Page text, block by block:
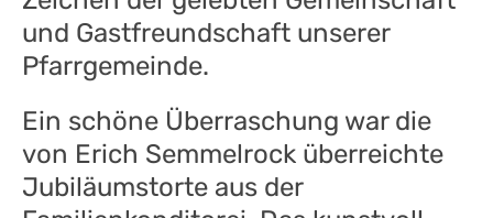
und Gastfreundschaft unserer
Pfarrgemeinde.
Ein schöne Überraschung war die
von Erich Semmelrock überreichte
Jubiläumstorte aus der